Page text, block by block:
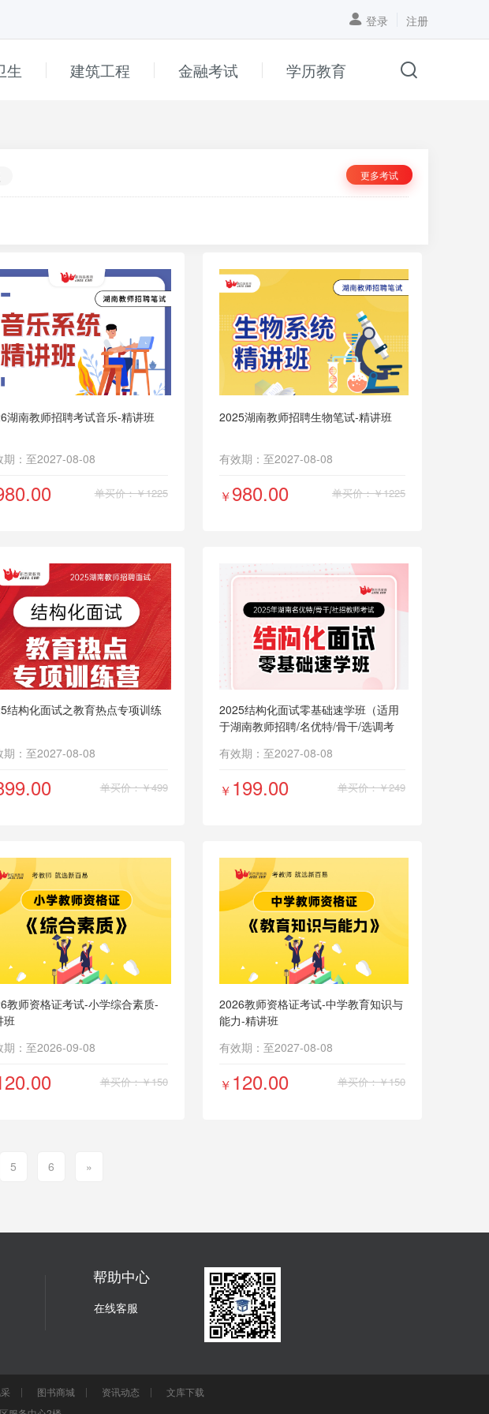
登录 注册
课程
生 建筑工程 金融考试 学历教育
更多考试
湖南教师招聘考试音乐-精讲班
期：至2027-08-08
单买价：￥1225
2025湖南教师招聘生物笔试-精讲班
有效期：至2027-08-08
￥980.00 单买价：￥1225
结构化面试之教育热点专项训练
期：至2027-08-08
单买价：￥499
2025结构化面试零基础速学班（适用
于湖南教师招聘/名优特/骨干/选调考
有效期：至2027-08-08
￥ 199.00 单买价：￥249
教师资格证考试-小学综合素质-
班
期：至2026-09-08
单买价：￥150
2026教师资格证考试-中学教育知识与
能力-精讲班
有效期：至2027-08-08
￥ 120.00 单买价：￥150
5 6 »
帮助中心
在线客服
图书商城 资讯动态
文库下载